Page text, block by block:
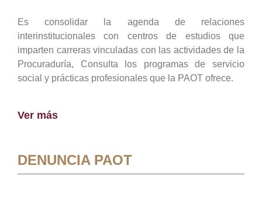
Es consolidar la agenda de relaciones
interinstitucionales con centros de estudios que
imparten carreras vinculadas con las actividades de la
Procuraduría, Consulta los programas de servicio
social y prácticas profesionales que la PAOT ofrece.
Ver más
DENUNCIA PAOT